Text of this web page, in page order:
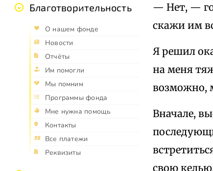
Благотворительность
О нашем фонде
Новости
Отчёты
Им помогли
Мы помним
Программы фонда
Мне нужна помощь
Контакты
Все платежи
Реквизиты
— Нет, —
скажи им
Я решил
на меня
возможно,
Вначале,
свою